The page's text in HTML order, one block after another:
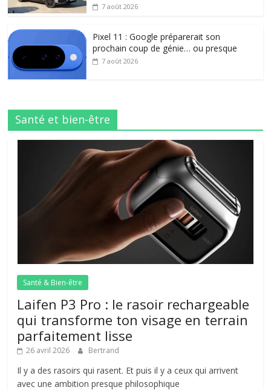
7 août 2026
Pixel 11 : Google préparerait son
prochain coup de génie… ou presque
7 août 2026
Santé et bien-être
Santé & Bien-être
Laifen P3 Pro : le rasoir rechargeable
qui transforme ton visage en terrain
parfaitement lisse
26 avril 2026 Bertrand
Il y a des rasoirs qui rasent. Et puis il y a ceux qui arrivent
avec une ambition presque philosophique